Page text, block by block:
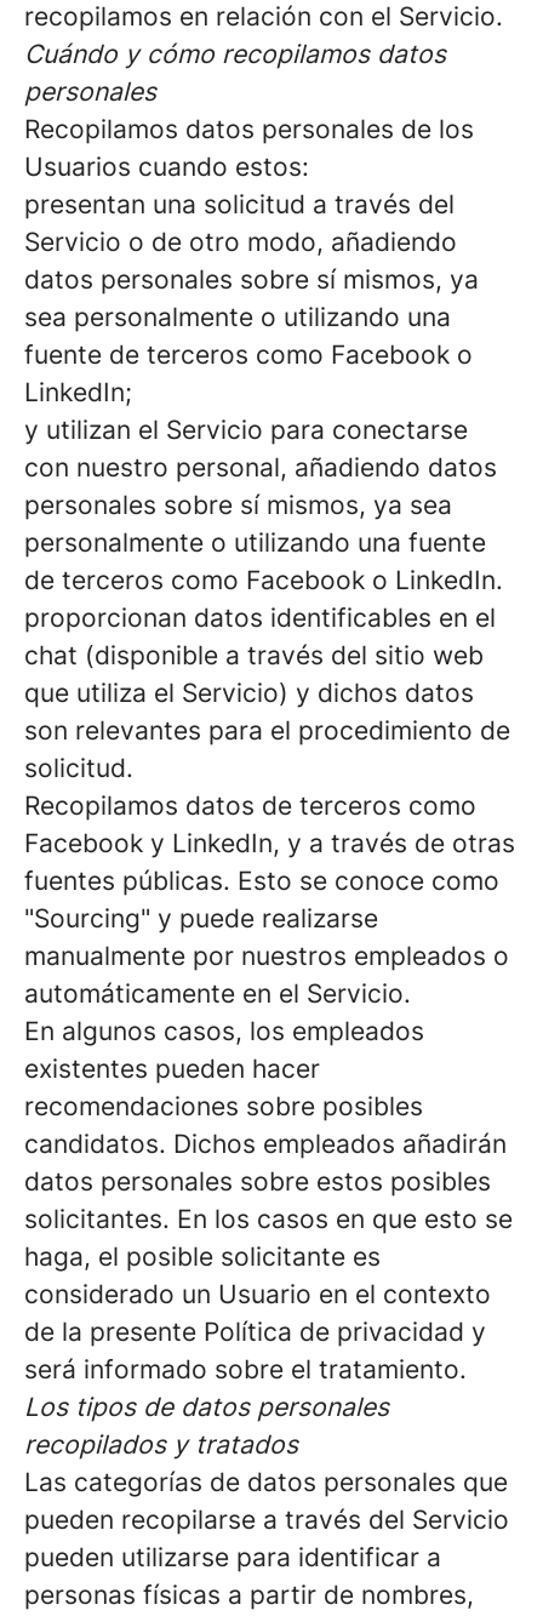
recopilamos en relación con el Servicio.
Cuándo y cómo recopilamos datos
personales
Recopilamos datos personales de los
Usuarios cuando estos:
presentan una solicitud a través del
Servicio o de otro modo, añadiendo
datos personales sobre sí mismos, ya
sea personalmente o utilizando una
fuente de terceros como Facebook o
LinkedIn;
y utilizan el Servicio para conectarse
con nuestro personal, añadiendo datos
personales sobre sí mismos, ya sea
personalmente o utilizando una fuente
de terceros como Facebook o LinkedIn.
proporcionan datos identificables en el
chat (disponible a través del sitio web
que utiliza el Servicio) y dichos datos
son relevantes para el procedimiento de
solicitud.
Recopilamos datos de terceros como
Facebook y LinkedIn, y a través de otras
fuentes públicas. Esto se conoce como
"Sourcing" y puede realizarse
manualmente por nuestros empleados o
automáticamente en el Servicio.
En algunos casos, los empleados
existentes pueden hacer
recomendaciones sobre posibles
candidatos. Dichos empleados añadirán
datos personales sobre estos posibles
solicitantes. En los casos en que esto se
haga, el posible solicitante es
considerado un Usuario en el contexto
de la presente Política de privacidad y
será informado sobre el tratamiento.
Los tipos de datos personales
recopilados y tratados
Las categorías de datos personales que
pueden recopilarse a través del Servicio
pueden utilizarse para identificar a
personas físicas a partir de nombres,